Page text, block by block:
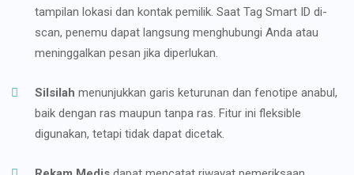
tampilan lokasi dan kontak pemilik. Saat Tag Smart ID di-
scan, penemu dapat langsung menghubungi Anda atau
meninggalkan pesan jika diperlukan.
Silsilah menunjukkan garis keturunan dan fenotipe anabul,
baik dengan ras maupun tanpa ras. Fitur ini fleksible
digunakan, tetapi tidak dapat dicetak.